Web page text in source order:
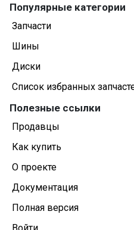
Популярные категории
Запчасти
Шины
Диски
Список избранных
Полезные ссылки
Продавцы
Как купить
О проекте
Документация
Полная версия